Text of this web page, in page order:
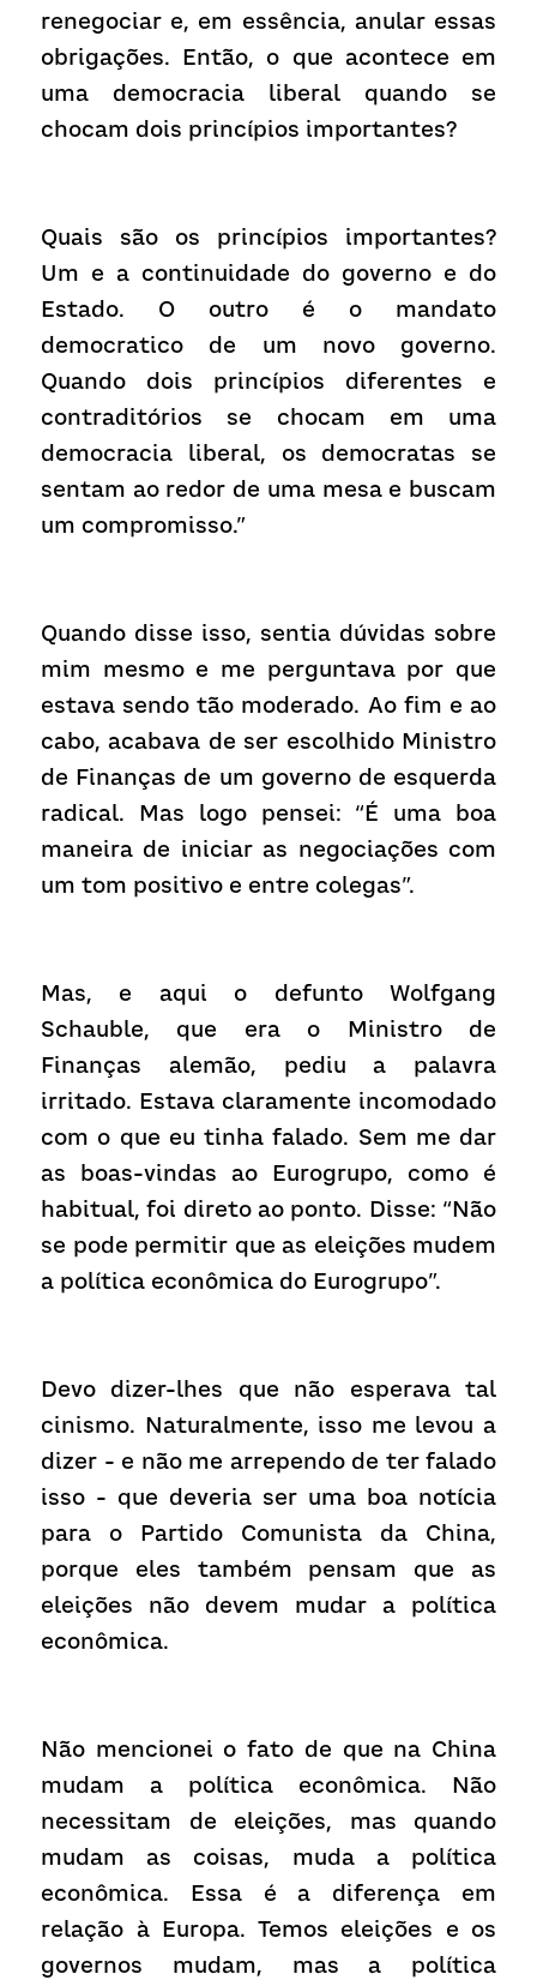
renegociar e, em essência, anular essas
obrigações. Então, o que acontece em
uma democracia liberal quando se
chocam dois princípios importantes?
Quais são os princípios importantes?
Um e a continuidade do governo e do
Estado. O outro é o mandato
democratico de um novo governo.
Quando dois princípios diferentes e
contraditórios se chocam em uma
democracia liberal, os democratas se
sentam ao redor de uma mesa e buscam
um compromisso.”
Quando disse isso, sentia dúvidas sobre
mim mesmo e me perguntava por que
estava sendo tão moderado. Ao fim e ao
cabo, acabava de ser escolhido Ministro
de Finanças de um governo de esquerda
radical. Mas logo pensei: “É uma boa
maneira de iniciar as negociações com
um tom positivo e entre colegas”.
Mas, e aqui o defunto Wolfgang
Schauble, que era o Ministro de
Finanças alemão, pediu a palavra
irritado. Estava claramente incomodado
com o que eu tinha falado. Sem me dar
as boas-vindas ao Eurogrupo, como é
habitual, foi direto ao ponto. Disse: “Não
se pode permitir que as eleições mudem
a política econômica do Eurogrupo”.
Devo dizer-lhes que não esperava tal
cinismo. Naturalmente, isso me levou a
dizer - e não me arrependo de ter falado
isso - que deveria ser uma boa notícia
para o Partido Comunista da China,
porque eles também pensam que as
eleições não devem mudar a política
econômica.
Não mencionei o fato de que na China
mudam a política econômica. Não
necessitam de eleições, mas quando
mudam as coisas, muda a política
econômica. Essa é a diferença em
relação à Europa. Temos eleições e os
governos mudam, mas a política